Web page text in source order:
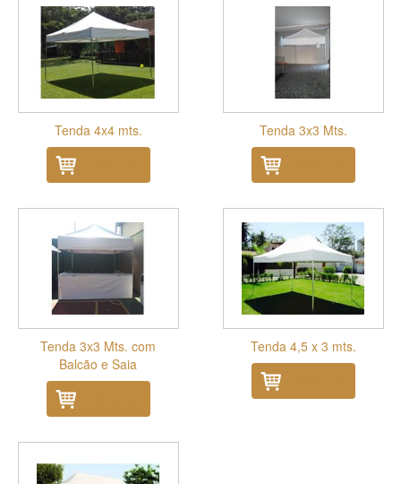
Tenda 4x4 mts.
Tenda 3x3 Mts.
Tenda 3x3 Mts. com
Balcão e Saia
Tenda 4,5 x 3 mts.